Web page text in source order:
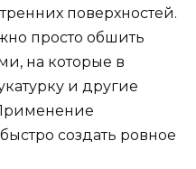
поверхностей.
просто обшить
на которые в
и другие
создать ровное